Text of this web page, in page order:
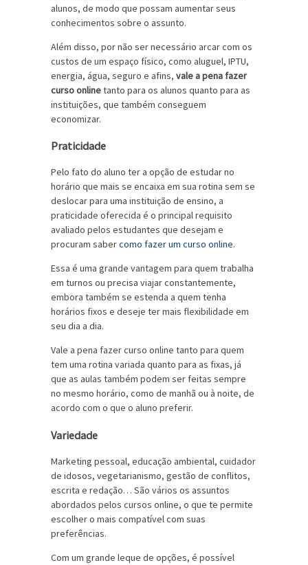
alunos, de modo que possam aumentar seus
conhecimentos sobre o assunto.
Além disso, por não ser necessário arcar com os
custos de um espaço físico, como aluguel, IPTU,
energia, água, seguro e afins, vale a pena fazer
curso onlinetanto para os alunos quanto para as
instituições, que também conseguem
economizar.
Praticidade
Pelo fato do aluno ter a opção de estudar no
horário que mais se encaixa em sua rotina sem se
deslocar para uma instituição de ensino, a
praticidade oferecida é o principal requisito
avaliado pelos estudantes que desejam e
procuram sabercomo fazer um curso online.
Essa é uma grande vantagem para quem trabalha
em turnos ou precisa viajar constantemente,
embora também se estenda a quem tenha
horários fixos e deseje ter mais flexibilidade em
seu dia a dia.
Vale a pena fazer curso online tanto para quem
tem uma rotina variada quanto para as fixas, já
que as aulas também podem ser feitas sempre
no mesmo horário, como de manhã ou à noite, de
acordo com o que o aluno preferir.
Variedade
Marketing pessoal, educação ambiental, cuidador
de idosos, vegetarianismo, gestão de conflitos,
escrita e redação… São vários os assuntos
abordados pelos cursos online, o que te permite
escolher o mais compatível com suas
preferências.
Com um grande leque de opções, é possível